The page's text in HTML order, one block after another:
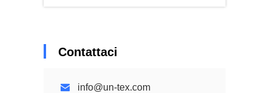
Contattaci
info@un-tex.com